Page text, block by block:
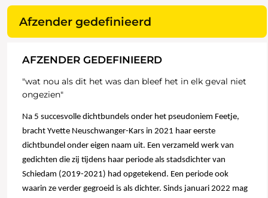
Afzender gedefinieerd
AFZENDER GEDEFINIEERD
"wat nou als dit het was dan bleef het in elk geval niet
ongezien"
Na 5 succesvolle dichtbundels onder het pseudoniem Feetje,
bracht Yvette Neuschwanger-Kars in 2021 haar eerste
dichtbundel onder eigen naam uit. Een verzameld werk van
gedichten die zij tijdens haar periode als stadsdichter van
Schiedam (2019-2021) had opgetekend. Een periode ook
waarin ze verder gegroeid is als dichter. Sinds januari 2022 mag